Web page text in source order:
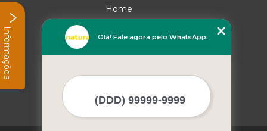
Home
Missão
Mapa do site
Olá! Fale agora pelo WhatsApp.
Informações